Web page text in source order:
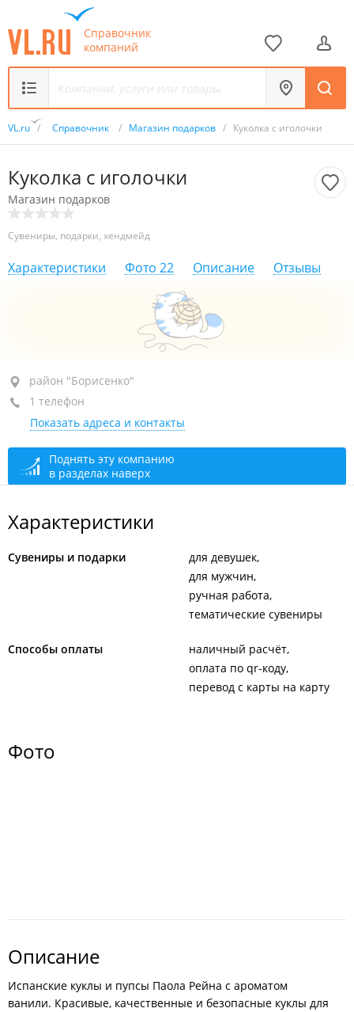
Справочник
компаний
VL.ru / Справочник / Магазин подарков / Куколка с иголочки
Куколка с иголочки
Магазин подарков
Сувениры, подарки, хендмейд
Характеристики Фото 22 Описание Отзывы
район "Борисенко", ул. Борисенко, 23
Отдел в магазине для художников "Арт-Микс мастер"
+7 924 131-16-43
сегодня закрыто
район "Борисенко"
1 телефон
Показать адреса и контакты
Поднять эту компанию
в разделах наверх
Характеристики
Сувениры и подарки
для девушек
для мужчин
ручная работа
тематические сувениры
Способы оплаты
наличный расчёт
оплата по qr-коду
перевод с карты на карту
Фото
Описание
Испанские куклы и пупсы Паола Рейна с ароматом
ванили. Красивые, качественные и безопасные куклы для